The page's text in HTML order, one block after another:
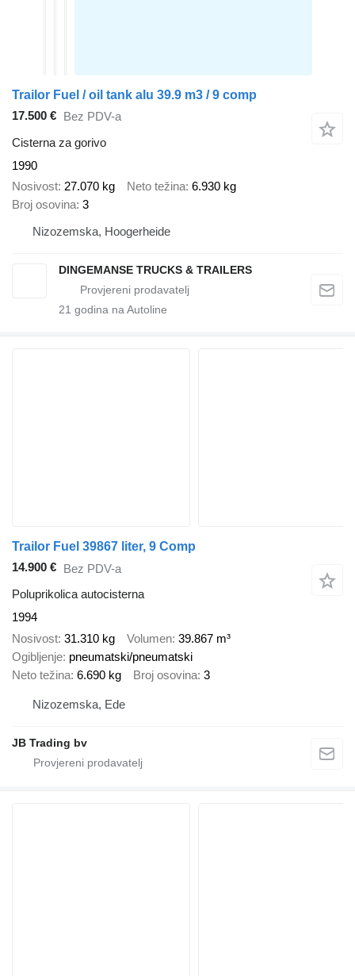
Trailor Fuel / oil tank alu 39.9 m3 / 9 comp
17.500 € Bez PDV-a
Cisterna za gorivo
1990
Nosivost 27.070 kg Neto težina 6.930 kg
Broj osovina 3
Nizozemska, Hoogerheide
DINGEMANSE TRUCKS & TRAILERS
21 godina na Autoline
Trailor Fuel 39867 liter, 9 Comp
14.900 € Bez PDV-a
Poluprikolica autocisterna
1994
Nosivost 31.310 kg Volumen 39.867 m³
Ogibljenje pneumatski/pneumatski
Neto težina 6.690 kg Broj osovina 3
Nizozemska, Ede
JB Trading bv